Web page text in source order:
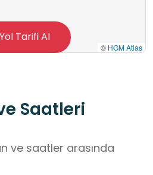
© HGM Atlas
Tarifi Al
Saatleri
ve saatler arasında